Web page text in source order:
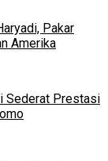
Pakar
Amerika
Sederat Prestasi